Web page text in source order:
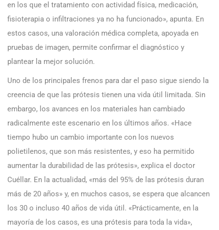
en los que el tratamiento con actividad física, medicación,
fisioterapia o infiltraciones ya no ha funcionado», apunta. En
estos casos, una valoración médica completa, apoyada en
pruebas de imagen, permite confirmar el diagnóstico y
plantear la mejor solución.
Uno de los principales frenos para dar el paso sigue siendo la
creencia de que las prótesis tienen una vida útil limitada. Sin
embargo, los avances en los materiales han cambiado
radicalmente este escenario en los últimos años. «Hace
tiempo hubo un cambio importante con los nuevos
polietilenos, que son más resistentes, y eso ha permitido
aumentar la durabilidad de las prótesis», explica el doctor
Cuéllar. En la actualidad, «más del 95% de las prótesis duran
más de 20 años» y, en muchos casos, se espera que alcancen
los 30 o incluso 40 años de vida útil. «Prácticamente, en la
mayoría de los casos, es una prótesis para toda la vida»,